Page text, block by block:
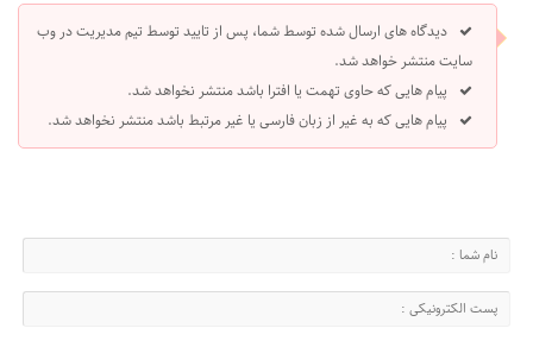
دیدگاه های ارسال شده توسط شما، پس از تایید توسط تیم مدیریت در وب
سایت منتشر خواهد شد.
پیام هایی که حاوی تهمت یا افترا باشد منتشر نخواهد شد.
پیام هایی که به غیر از زبان فارسی یا غیر مرتبط باشد منتشر نخواهد شد.